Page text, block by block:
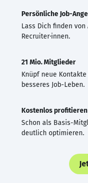
Persönliche Job-
Lass Dich finden
Recruiter·innen.
21 Mio. Mitglieder
Knüpf neue
besseres Job-Leben.
Kostenlos profitieren
Schon als Basis-
deutlich optimieren.